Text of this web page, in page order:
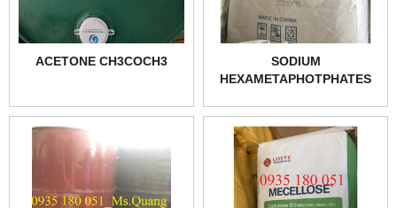
ACETONE CH3COCH3
SODIUM
HEXAMETAPHOTPHATES